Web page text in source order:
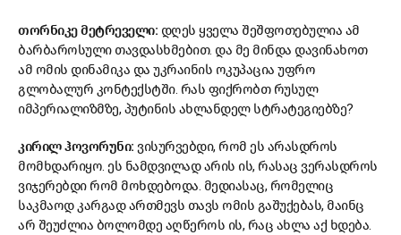
თორნიკე მეტრეველი: დღეს ყველა შეშფოთებულია ამ
ბარბაროსული თავდასხმებით. და მე მინდა დავინახოთ
ამ ომის დინამიკა და უკრაინის ოკუპაცია უფრო
გლობალურ კონტექსტში. რას ფიქრობთ რუსულ
იმპერიალიზმზე, პუტინის ახლანდელ სტრატეგიებზე?
კირილ ჰოვორუნი: ვისურვებდი, რომ ეს არასდროს
მომხდარიყო. ეს ნამდვილად არის ის, რასაც ვერასდროს
ვიჯერებდი რომ მოხდებოდა. მედიასაც, რომელიც
საკმაოდ კარგად ართმევს თავს ომის გაშუქებას, მაინც
არ შეუძლია ბოლომდე აღწეროს ის, რაც ახლა აქ ხდება.